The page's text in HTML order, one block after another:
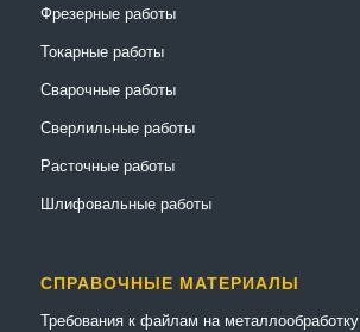
Фрезерные работы
Токарные работы
Сварочные работы
Сверлильные работы
Расточные работы
Шлифовальные работы
СПРАВОЧНЫЕ МАТЕРИАЛЫ
Требования к файлам на металлообработку